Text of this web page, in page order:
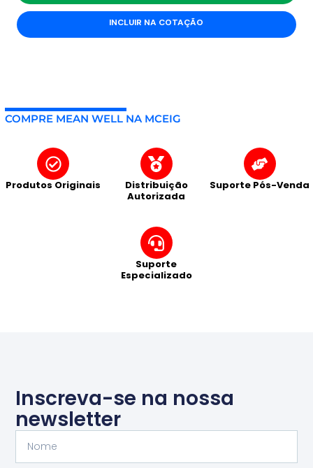
INCLUIR NA COTAÇÃO
COMPRE MEAN WELL NA MCEIG
Produtos Originais
Distribuição
Autorizada
Suporte Pós-Venda
Suporte
Especializado
Inscreva-se na nossa
newsletter